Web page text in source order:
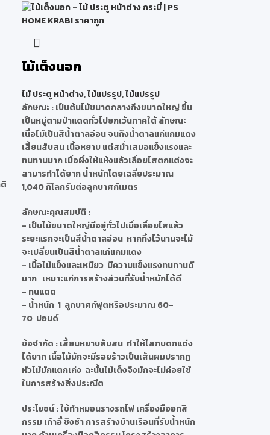
ไม้เต็งนอก
ไม้ ประตู หน้าต่าง,ไม้แปรรูป,ไม้แปรรูป
ลักษณะ: เป็นต้นไม้ขนาดกลางถึงขนาดใหญ่ ขึ้น
เป็นหมู่ตามป่าแดดทั่วไปยกเว้นภาคใต้ ลักษณะ
เนื้อไม้เป็นสีน้ำตาลอ่อน จนถึงน้ำตาลแก่แกมแดง
เสี้ยนสับสน เนื้อหยาบ แต่สม่ำเสมอแข็งแรงและ
ทนทานมาก เมื่อผึ่งให้แห้งแล้วเลื่อยไสตกแต่งจะ
สามารทำได้ยาก น้ำหนักโดยเฉลี่ยประมาณ
1,040 กิโลกรัมต่อลูกบาศก์เมตร
ลักษณะคุณสมบัติ :
- เป็นไม้ขนาดใหญ่มีอยู่ทั่วไปเมื่อเลื่อยไสแล้ว
ระยะแรกจะเป็นสีน้ำตาลอ่อน หากทิ้งไว้นานจะไม้
จะเปลี่ยนเป็นสีน้ำตาลแก่แกมแดง
- เนื้อไม้แข็งและเหนียว มีความแข็งแรงทนทานดี
มาก เหมาะแก่การสร้างส่วนที่รับน้ำหนักได้ดี
- ทนแดด
- น้ำหนัก 1 ลูกบาศก์ฟุตหรือประมาณ 60-
70 ปอนด์
ข้อจำกัด : เสี้ยนหยาบสับสน ทำให้ไสกบตกแต่ง
ได้ยาก เนื้อไม้มักจะมีรอยร้าวเป็นเส้นผมปรากฏ
หัวไม้มักแตกเก่ง ฉะนั้นไม้เต็งจึงมักจะไม่ค่อยใช้
ในการสร้างสิ่งประณีต
ประโยชน์: ใช้ทำหมอนรางรถไฟ เครื่องมืออกสิ
กรรม เก้าอี้ ชิงช้า การสร้างบ้านเรือนที่รับน้ำหนัก